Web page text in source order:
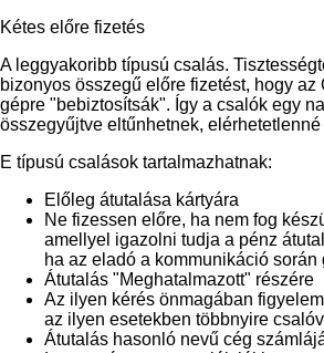
Kétes előre fizetés
A leggyakoribb típusú csalás.
bizonyos összegű előre fizetést, hogy az
gépre "bebiztosítsák". Így a csalók egy
összegyűjtve eltűnhetnek,
E típusú csalások tartalmazhatnak:
Előleg átutalása kártyára
Ne fizessen előre, ha nem fog
amellyel igazolni tudja a pénz
ha az eladó a kommunikáció során
Átutalás "Meghatalmazott" részére
Az ilyen kérés önmagában
az ilyen esetekben többnyire
Átutalás hasonló nevű cég